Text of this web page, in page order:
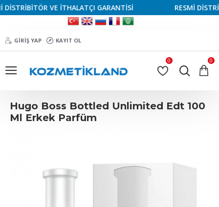
VE İTHALATÇI GARANTİSİ RESMİ
GIRIŞ YAP KAYIT OL
0 0
Hugo Boss Bottled Unlimited Edt 100
Ml Erkek Parfüm